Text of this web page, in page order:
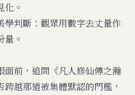
化。
學判斷：觀眾用數字去丈量作
量。
面前，追問《凡人修仙傳之瀚
越那道被集體默認的門檻，